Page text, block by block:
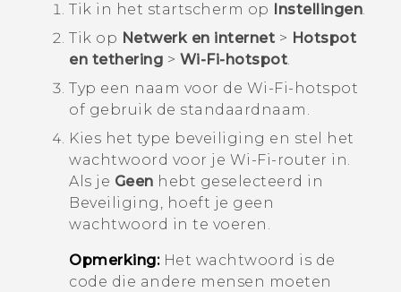
Tik in het startscherm op Instellingen.
Tik op Netwerk en internet > Hotspot
en tethering > Wi-Fi-hotspot.
Typ een naam voor de Wi‍-Fi-hotspot
of gebruik de standaardnaam.
Kies het type beveiliging en stel het
wachtwoord voor je Wi‍-Fi-router in.
Als je Geen hebt geselecteerd in
Beveiliging , hoeft je geen
wachtwoord in te voeren.
Opmerking:Het wachtwoord is de
code die andere mensen moeten